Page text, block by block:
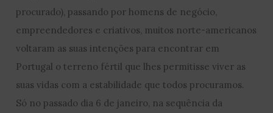
procurado), passando por homens de negócio,
empreendedores e criativos, muitos norte-americanos
voltaram as suas intenções para encontrar em
Portugal o terreno fértil que lhes permitisse viver as
suas vidas com a estabilidade que todos procuramos.
Só no passado dia 6 de janeiro, na sequência da